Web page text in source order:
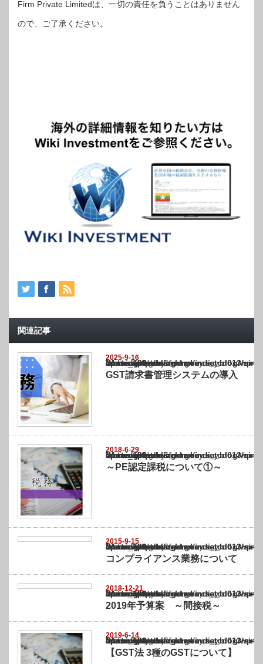
Firm Private Limitedは、一切の責任を負うことはありません
ので、ご了承ください。
関連記事
2025-9-16
Warning
: Undefined array key "show_category" in
/home/netst/kuno-cpa.co.jp/public_html/india_blog/wp-content/themes/
on line183
GST請求書管理システムの導入
2018-6-29
Warning
: Undefined array key "show_category" in
/home/netst/kuno-cpa.co.jp/public_html/india_blog/wp-content/themes/
on line183
～PE認定課税について①～
2015-9-15
Warning
: Undefined array key "show_category" in
/home/netst/kuno-cpa.co.jp/public_html/india_blog/wp-content/themes/
on line183
コンプライアンス業務について
2018-12-21
Warning
: Undefined array key "show_category" in
/home/netst/kuno-cpa.co.jp/public_html/india_blog/wp-content/themes/
on line183
2019年予算案 ～間接税～
2019-6-14
Warning
: Undefined array key "show_category" in
/home/netst/kuno-cpa.co.jp/public_html/india_blog/wp-content/themes/
on line183
【GST法 3種のGSTについて】